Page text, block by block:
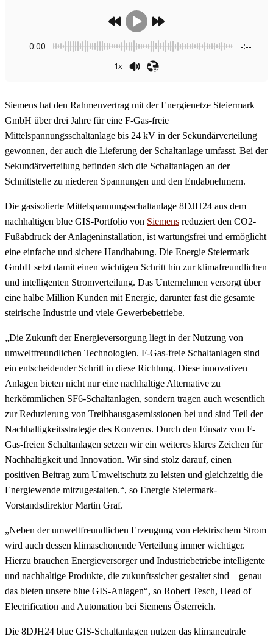
0:00 -:--
1x
Siemens hat den Rahmenvertrag mit der Energienetze Steiermark
GmbH über drei Jahre für eine F-Gas-freie
Mittelspannungsschaltanlage bis 24 kV in der Sekundärverteilung
gewonnen, der auch die Lieferung der Schaltanlage umfasst. Bei der
Sekundärverteilung befinden sich die Schaltanlagen an der
Schnittstelle zu niederen Spannungen und den Endabnehmern.
Die gasisolierte Mittelspannungsschaltanlage 8DJH24 aus dem
nachhaltigen blue GIS-Portfolio von Siemens reduziert den CO2-
Fußabdruck der Anlageninstallation, ist wartungsfrei und ermöglicht
eine einfache und sichere Handhabung. Die Energie Steiermark
GmbH setzt damit einen wichtigen Schritt hin zur klimafreundlichen
und intelligenten Stromverteilung. Das Unternehmen versorgt über
eine halbe Million Kunden mit Energie, darunter fast die gesamte
steirische Industrie und viele Gewerbebetriebe.
„Die Zukunft der Energieversorgung liegt in der Nutzung von
umweltfreundlichen Technologien. F-Gas-freie Schaltanlagen sind
ein entscheidender Schritt in diese Richtung. Diese innovativen
Anlagen bieten nicht nur eine nachhaltige Alternative zu
herkömmlichen SF6-Schaltanlagen, sondern tragen auch wesentlich
zur Reduzierung von Treibhausgasemissionen bei und sind Teil der
Nachhaltigkeitsstrategie des Konzerns. Durch den Einsatz von F-
Gas-freien Schaltanlagen setzen wir ein weiteres klares Zeichen für
Nachhaltigkeit und Innovation. Wir sind stolz darauf, einen
positiven Beitrag zum Umweltschutz zu leisten und gleichzeitig die
Energiewende mitzugestalten.“, so Energie Steiermark-
Vorstandsdirektor Martin Graf.
„Neben der umweltfreundlichen Erzeugung von elektrischem Strom
wird auch dessen klimaschonende Verteilung immer wichtiger.
Hierzu brauchen Energieversorger und Industriebetriebe intelligente
und nachhaltige Produkte, die zukunftssicher gestaltet sind – genau
das bieten unsere blue GIS-Anlagen“, so Robert Tesch, Head of
Electrification and Automation bei Siemens Österreich.
Die 8DJH24 blue GIS-Schaltanlagen nutzen das klimaneutrale